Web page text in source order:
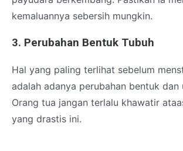
kemaluannya sebersih mungkin.
3. Perubahan Bentuk Tubuh
Hal yang paling terlihat sebelum
adalah adanya perubahan bentuk dan
Orang tua jangan terlalu khawatir
yang drastis ini.